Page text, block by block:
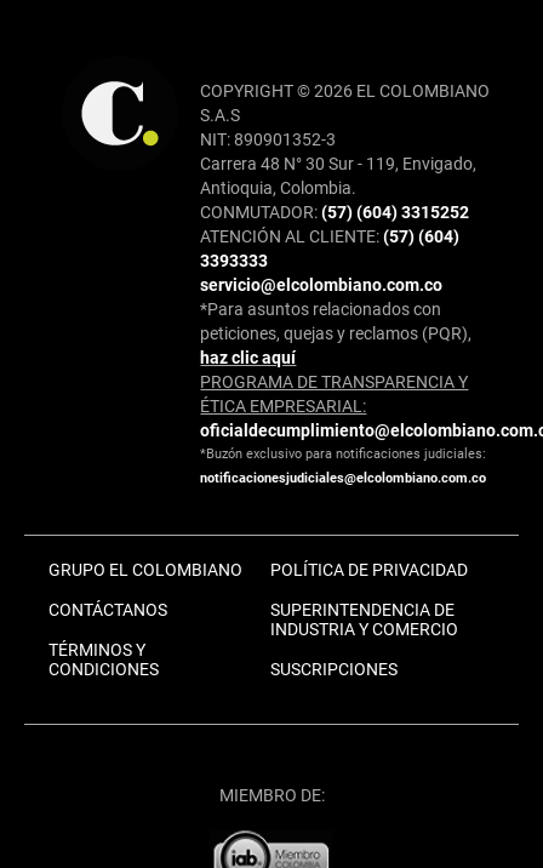
COPYRIGHT © 2026 EL COLOMBIANO
S.A.S
NIT: 890901352-3
Carrera 48 N° 30 Sur - 119, Envigado,
Antioquia, Colombia.
CONMUTADOR:(57) (604) 3315252
ATENCIÓN AL CLIENTE:(57) (604)
3393333
servicio@elcolombiano.com.co
*Para asuntos relacionados con
peticiones, quejas y reclamos (PQR),
haz clic aquí
PROGRAMA DE TRANSPARENCIA Y
ÉTICA EMPRESARIAL:
*Buzón exclusivo para notificaciones judiciales:
notificacionesjudiciales@elcolombiano.com.co
GRUPO EL COLOMBIANO
CONTÁCTANOS
TÉRMINOS Y
CONDICIONES
POLÍTICA DE PRIVACIDAD
SUPERINTENDENCIA DE
INDUSTRIA Y COMERCIO
SUSCRIPCIONES
MIEMBRO DE: